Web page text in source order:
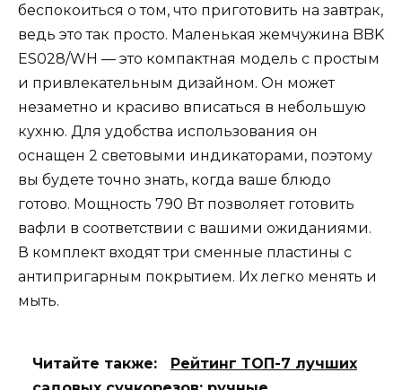
беспокоиться о том, что приготовить на завтрак,
ведь это так просто. Маленькая жемчужина BBK
ES028/WH — это компактная модель с простым
и привлекательным дизайном. Он может
незаметно и красиво вписаться в небольшую
кухню. Для удобства использования он
оснащен 2 световыми индикаторами, поэтому
вы будете точно знать, когда ваше блюдо
готово. Мощность 790 Вт позволяет готовить
вафли в соответствии с вашими ожиданиями.
В комплект входят три сменные пластины с
антипригарным покрытием. Их легко менять и
мыть.
Читайте также:
Рейтинг ТОП-7 лучших